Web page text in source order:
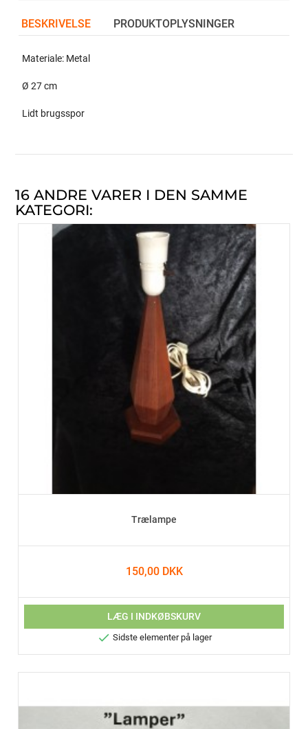
BESKRIVELSE PRODUKTOPLYSNINGER
Materiale: Metal
Ø 27 cm
Lidt brugsspor
16 ANDRE VARER I DEN SAMME
KATEGORI:
Trælampe
150,00 DKK
LÆG I INDKØBSKURV
 Sidste elementer på lager